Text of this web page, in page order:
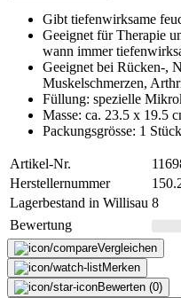
Gibt tiefenwirksame
Geeignet für Therapie
wann immer
Geeignet bei Rücken-,
Muskelschmerzen,
Füllung: spezielle
Masse: ca. 23.5 x 19.5
Packungsgrösse: 1 Stück
Artikel-Nr.
Herstellernummer
Lagerbestand in Willisau 8
Bewertung
Vergleichen
Merken
Bewerten (0)